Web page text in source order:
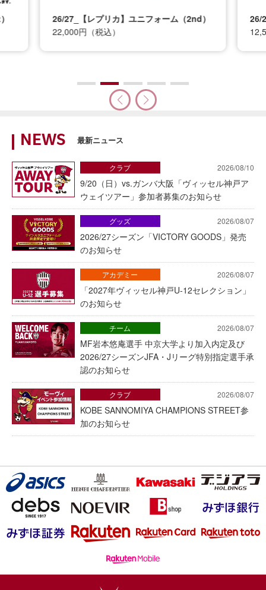
26/27_【レプリカ】ユニフォーム（2nd）
22,000円（税込）
26/
NEWS 最新ニュース
2026/08/10
9/20（日）vs.ガンバ大阪「ヴィッセル神戸ア
ウェイツアー」参加者募集のお知らせ
クラブ
2026/08/07
2026/27シーズン「VICTORY GOODS」発売
のお知らせ
グッズ
2026/08/07
「2027年ヴィッセル神戸U-12セレクション」
のお知らせ
アカデミー
2026/08/07
MF岩本悠庵選手 中京大学より加入内定及び
2026/27シーズンJFA・Jリーグ特別指定選手承
認のお知らせ
チーム
2026/08/07
KOBE SANNOMIYA CHAMPIONS STREET参
加のお知らせ
クラブ